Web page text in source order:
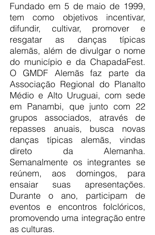
Fundado em 5 de maio de 1999,
tem como objetivos incentivar,
difundir, cultivar, promover e
resgatar as danças típicas
alemãs, além de divulgar o nome
do município e da ChapadaFest.
O GMDF Alemãs faz parte da
Associação Regional do Planalto
Médio e Alto Uruguai, com sede
em Panambi, que junto com 22
grupos associados, através de
repasses anuais, busca novas
danças típicas alemãs, vindas
direto da Alemanha.
Semanalmente os integrantes se
reúnem, aos domingos, para
ensaiar suas apresentações.
Durante o ano, participam de
eventos e encontros folclóricos,
promovendo uma integração entre
as culturas.